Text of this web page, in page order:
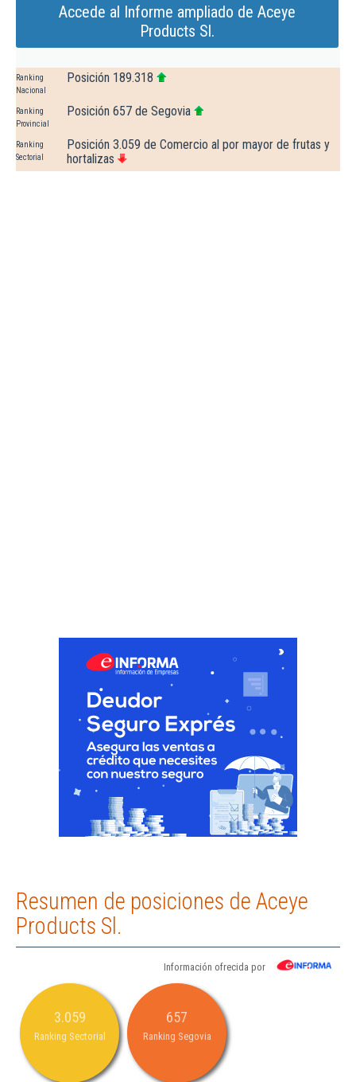
Accede al Informe ampliado de Aceye
Products Sl.
Ranking
Nacional
Posición 189.318
Ranking
Provincial
Posición 657 de Segovia
Ranking
Sectorial
Posición 3.059 de Comercio al por mayor de frutas y
hortalizas
Resumen de posiciones de Aceye
Products Sl.
Información ofrecida por
3.059
Ranking Sectorial
657
Ranking Segovia